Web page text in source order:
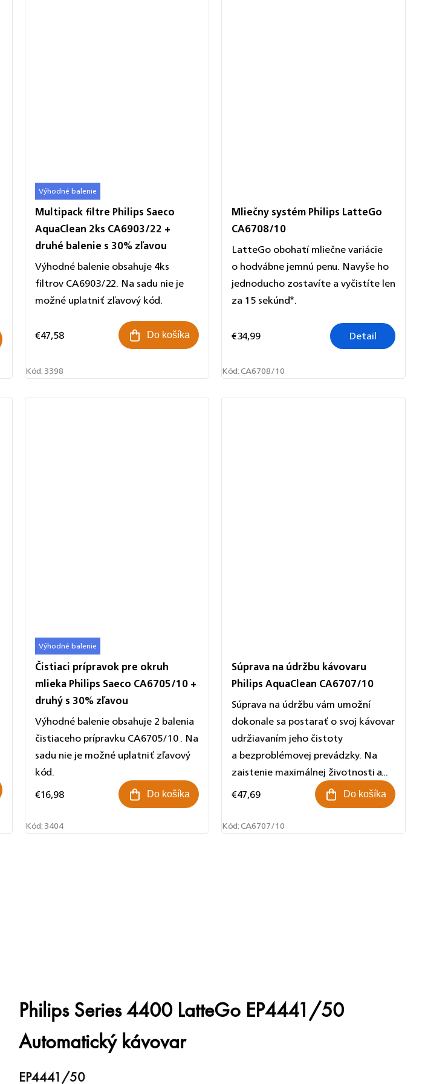
Výhodné balenie
Multipack filtre Philips Saeco
AquaClean 2ks CA6903/22 +
druhé balenie s 30% zľavou
€47,58 Do košíka
Výhodné balenie obsahuje 4ks
filtrov CA6903/22. Na sadu nie je
možné uplatniť zľavový kód.
Kód:3398
Mliečny systém Philips LatteGo
CA6708/10
€34,99 Detail
LatteGo obohatí mliečne variácie
o hodvábne jemnú penu. Navyše ho
jednoducho zostavíte a vyčistíte len
za 15 sekúnd*.
Kód:CA6708/10
Výhodné balenie
Čistiaci prípravok pre okruh
mlieka Philips Saeco CA6705/10 +
druhý s 30% zľavou
€16,98 Do košíka
Výhodné balenie obsahuje 2 balenia
čistiaceho prípravku CA6705/10 . Na
sadu nie je možné uplatniť zľavový
kód.
Kód:3404
Súprava na údržbu kávovaru
Philips AquaClean CA6707/10
€47,69 Do košíka
Súprava na údržbu vám umožní
dokonale sa postarať o svoj kávovar
udržiavaním jeho čistoty
a bezproblémovej prevádzky. Na
zaistenie maximálnej životnosti a...
Kód:CA6707/10
Philips Series 4400 LatteGo EP4441/50
Automatický kávovar
EP4441/50